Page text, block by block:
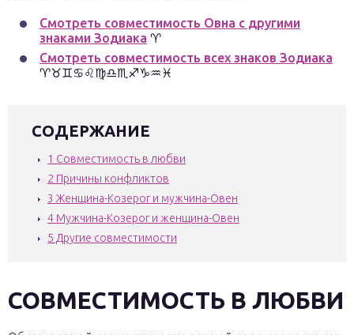
Смотреть совместимость Овна с другими
знаками Зодиака ♈
Смотреть совместимость всех знаков Зодиака
♈♉♊♋♌♍♎♏♐♑♒♓
СОДЕРЖАНИЕ
1 Совместимость в любви
2 Причины конфликтов
3 Женщина-Козерог и мужчина-Овен
4 Мужчина-Козерог и женщина-Овен
5 Другие совместимости
СОВМЕСТИМОСТЬ В ЛЮБВИ